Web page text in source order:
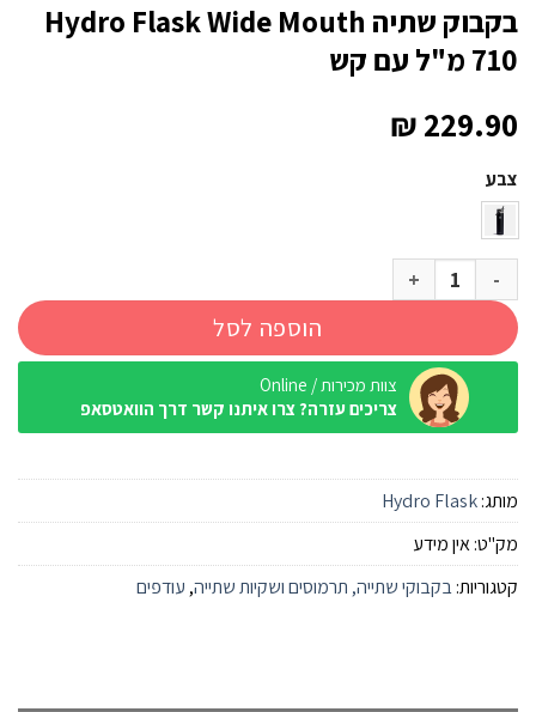
בקבוק שתיה Hydro Flask Wide Mouth
710 מ"ל עם קש
₪229.90
צבע
כמות של בקבוק שתיה Hydro Flask Wide Mouth 710 מ"ל עם קש
הוספה לסל
צוות מכירות / Online
צריכים עזרה? צרו איתנו קשר דרך הוואטסאפ
מותג:Hydro Flask
מק"ט:אין מידע
קטגוריות:בקבוקי שתייה, תרמוסים ושקיות שתייה, עודפים